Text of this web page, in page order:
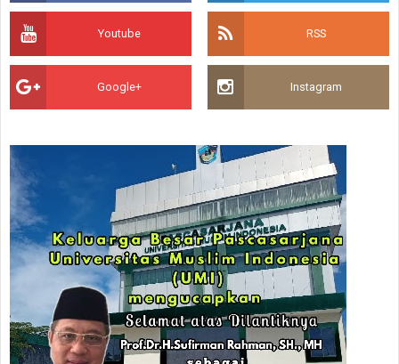
Youtube RSS
Google+ Instagram